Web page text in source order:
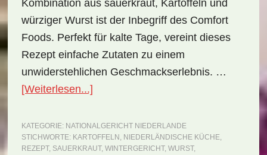
Kombination aus sauerkraut, Kartoffeln und
würziger Wurst ist der Inbegriff des Comfort
Foods. Perfekt für kalte Tage, vereint dieses
Rezept einfache Zutaten zu einem
unwiderstehlichen Geschmackserlebnis. …
[Weiterlesen...]ÜberNationalgericht
Zuurkoolstamppot
(Rezept)
KATEGORIE: NATIONALGERICHT NIEDERLANDE
STICHWORTE: KARTOFFELN , NIEDERLÄNDISCHE KÜCHE,
REZEPT, SAUERKRAUT, WINTERGERICHT, WURST,